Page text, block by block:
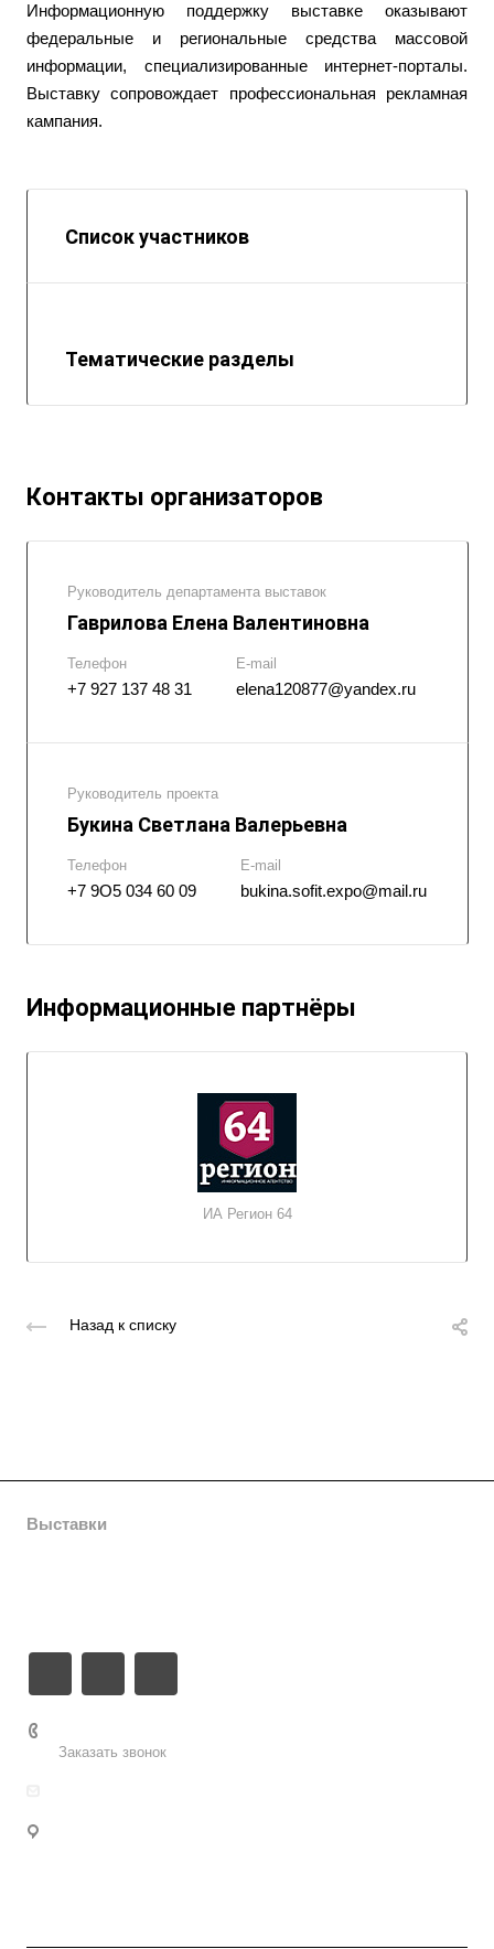
Информационную поддержку выставке оказывают
федеральные и региональные средства массовой
информации, специализированные интернет-порталы.
Выставку сопровождает профессиональная рекламная
кампания.
Список участников
Тематические разделы
Контакты организаторов
Руководитель департамента выставок
Гаврилова Елена Валентиновна
Телефон
+7 927 137 48 31
E-mail
elena120877@yandex.ru
Руководитель проекта
Букина Светлана Валерьевна
Телефон
+7 9О5 034 60 09
E-mail
bukina.sofit.expo@mail.ru
Информационные партнёры
ИА Регион 64
Назад к списку
Выставки
Заказать звонок